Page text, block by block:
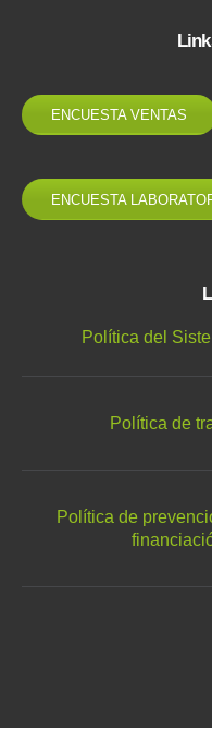
ENCUESTA VENTAS
ENCUESTA
Política del
Política de
Política de